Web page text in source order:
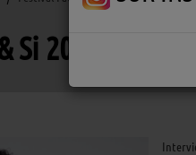
2016